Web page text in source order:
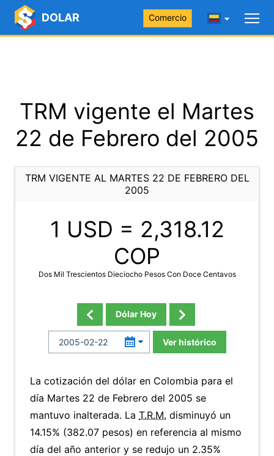
DOLAR Comercio
TRM vigente el Martes
22 de Febrero del 2005
TRM VIGENTE AL MARTES 22 DE FEBRERO DEL
2005
1 USD = 2,318.12
COP
Dos Mil Trescientos Dieciocho Pesos Con Doce Centavos
Dólar Hoy
Ver histórico
La cotización del dólar en Colombia para el
día Martes 22 de Febrero del 2005 se
mantuvo inalterada. La T.R.M. disminuyó un
14.15% (382.07 pesos) en referencia al mismo
día del año anterior y se redujo un 2.35%